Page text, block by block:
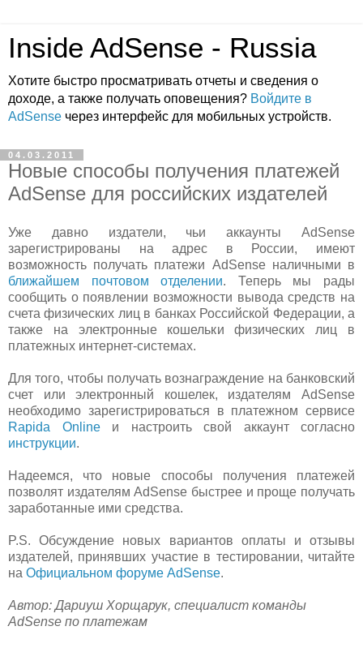
Inside AdSense - Russia
Хотите быстро просматривать отчеты и сведения о
доходе, а также получать оповещения? Войдите в
AdSense через интерфейс для мобильных устройств.
04.03.2011
Новые способы получения платежей
AdSense для российских издателей
Уже давно издатели, чьи аккаунты AdSense
зарегистрированы на адрес в России, имеют
возможность получать платежи AdSense наличными в
ближайшем почтовом отделении. Теперь мы рады
сообщить о появлении возможности вывода средств на
счета физических лиц в банках Российской Федерации, а
также на электронные кошельки физических лиц в
платежных интернет-системах.
Для того, чтобы получать вознаграждение на банковский
счет или электронный кошелек, издателям AdSense
необходимо зарегистрироваться в платежном сервисе
Rapida Onlineи настроить свой аккаунт согласно
инструкции.
Надеемся, что новые способы получения платежей
позволят издателям AdSense быстрее и проще получать
заработанные ими средства.
P.S. Обсуждение новых вариантов оплаты и отзывы
издателей, принявших участие в тестировании, читайте
на Официальном форуме AdSense.
Автор: Дариуш Хорщарук, специалист команды
AdSense по платежам